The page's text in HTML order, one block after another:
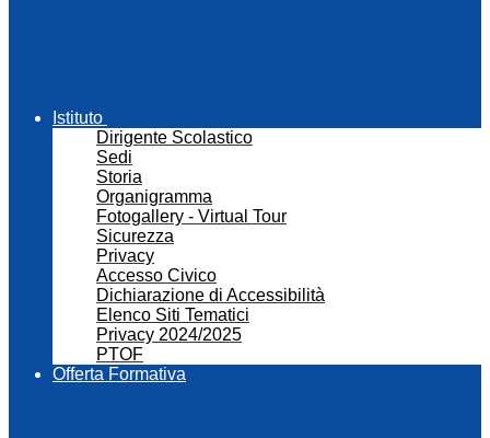
Istituto
Dirigente Scolastico
Sedi
Storia
Organigramma
Fotogallery - Virtual Tour
Sicurezza
Privacy
Accesso Civico
Dichiarazione di Accessibilità
Elenco Siti Tematici
Privacy 2024/2025
PTOF
Offerta Formativa